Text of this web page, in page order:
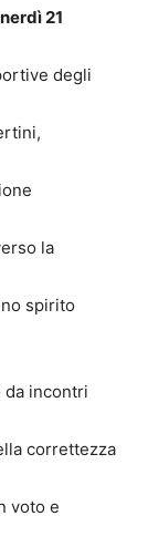
21
degli
la
spirito
da incontri
correttezza
voto e